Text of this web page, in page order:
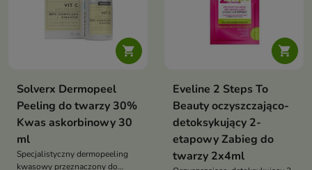

Solverx Dermopeel
Peeling do twarzy 30%
Kwas askorbinowy 30
ml
Specjalistyczny dermopeeling
kwasowy przeznaczony do

Eveline 2 Steps To
Beauty oczyszczająco-
detoksykujący 2-
etapowy Zabieg do
twarzy 2x4ml